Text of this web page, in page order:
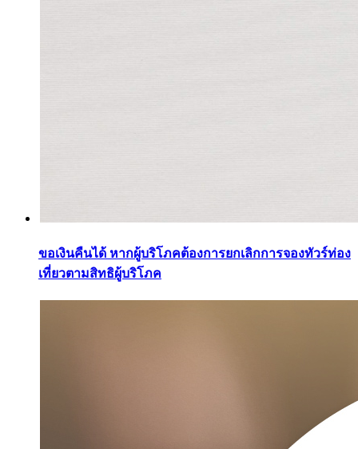
ขอเงินคืนได้ หากผู้บริโภคต้องการยกเลิกการจองทัวร์ท่อง
เที่ยวตามสิทธิผู้บริโภค